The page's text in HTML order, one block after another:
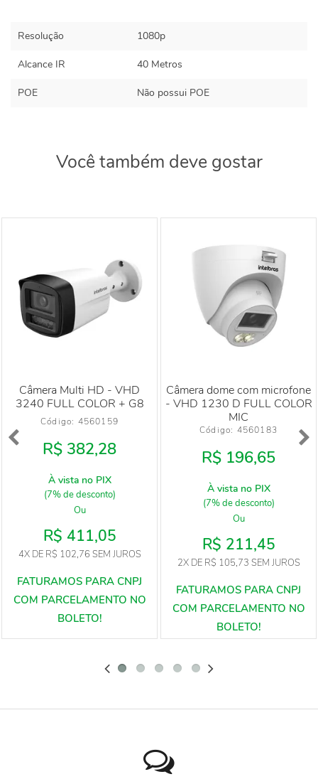
Resolução 1080p
Alcance IR 40 Metros
POE Não possui POE
Você também deve gostar
Câmera Multi HD - VHD
3240 FULL COLOR + G8
Código: 4560159
R$ 382,28
À vista no PIX
(7% de desconto)
Ou
R$ 411,05
4XDE R$ 102,76 SEM JUROS
Câmera dome com microfone
- VHD 1230 D FULL COLOR
MIC
Código: 4560183
R$ 196,65
À vista no PIX
(7% de desconto)
Ou
R$ 211,45
2XDE R$ 105,73 SEM JUROS